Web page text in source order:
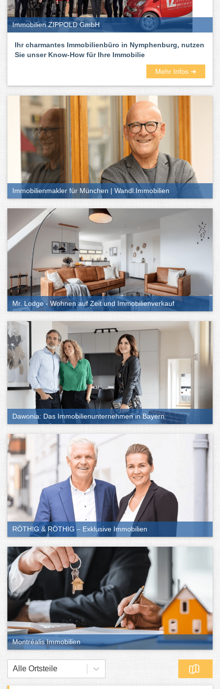
Immobilien ZIPPOLD GmbH
Ihr charmantes Immobilienbüro in Nymphenburg, nutzen
Sie unser Know-How für Ihre Immobilie
Mehr Infos ➜
Immobilienmakler für München | Wandl.Immobilien
Mr. Lodge - Wohnen auf Zeit und Immobilienverkauf
Dawonia: Das Immobilienunternehmen in Bayern
RÖTHIG & RÖTHIG – Exklusive Immobilien
Montréalis Immobilien
Alle Ortsteile